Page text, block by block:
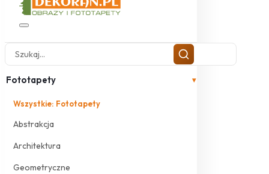
Fototapety ▾
Wszystkie: Fototapety
Abstrakcja
Architektura
Geometryczne